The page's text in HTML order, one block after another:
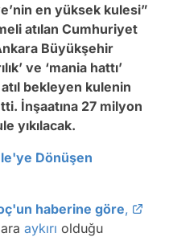
en yüksek kulesi”
atılan Cumhuriyet
Büyükşehir
ve ‘mania hattı’
atıl bekleyen kulenin
İnşaatına 27 milyon
yıkılacak.
Dönüşen
haberine göre,
aykırı olduğu